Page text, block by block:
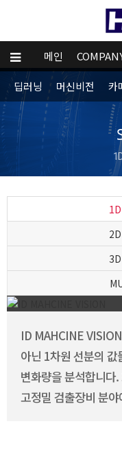
메인
딥러닝 머신비전 카
ID MAHCINE
아닌 1차원 선분의 값
변화량을 분석합니다.
고정밀 검출장비 분